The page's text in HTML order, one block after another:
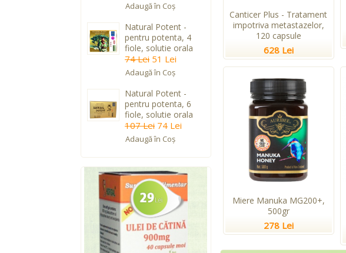
Adaugă în Coş
Natural Potent -
pentru potenta, 4
fiole, solutie orala
74 Lei 51 Lei
Adaugă în Coş
Natural Potent -
pentru potenta, 6
fiole, solutie orala
107 Lei 74 Lei
Adaugă în Coş
Canticer Plus - Tratament
impotriva metastazelor,
120 capsule
628 Lei
Miere Manuka MG200+,
500gr
278 Lei